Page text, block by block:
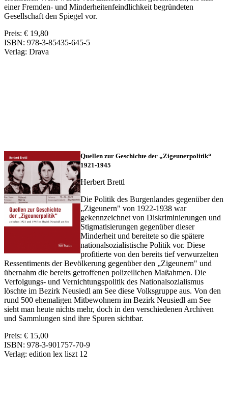
einerFremden- und Minderheitenfeindlichkeit begründeten
Gesellschaft den Spiegel vor.
Preis: € 19,80
ISBN: 978-3-85435-645-5
Verlag: Drava
Quellen zur Geschichte der „Zigeunerpolitik“
1921-1945
Herbert Brettl
Die Politik des Burgenlandes gegenüber den
„Zigeunern" von 1922-1938 war
gekennzeichnet von Diskriminierungen und
Stigmatisierungen gegenüber dieser
Minderheit und bereitete so die spätere
nationalsozialistische Politik vor. Diese
profitierte von den bereits tief verwurzelten
Ressentiments der Bevölkerung gegenüber den „Zigeunern" und
übernahm die bereits getroffenen polizeilichen Maßahmen. Die
Verfolgungs- und Vernichtungspolitik des Nationalsozialismus
löschte im Bezirk Neusiedl am See diese Volksgruppe aus. Von den
rund 500 ehemaligen Mitbewohnern im Bezirk Neusiedl am See
sieht man heute nichts mehr, doch in den verschiedenen Archiven
und Sammlungen sind ihre Spuren sichtbar.
Preis: € 15,00
ISBN: 978-3-901757-70-9
Verlag: edition lex liszt 12